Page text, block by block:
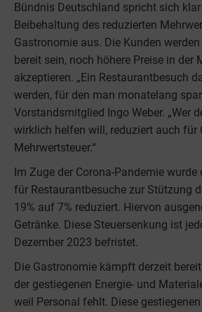
Bündnis Deutschland spricht sich
Beibehaltung des reduzierten
Gastronomie aus. Die Kunden
bereit sein, noch höhere Preise in der
akzeptieren. „Ein Restaurantbesuch
werden, für den man monatelang
Vorstandsmitglied Ingo Weber. „Wer
wirklich helfen will, reduziert auch für
Mehrwertsteuer.“
Im Zuge der Corona-Pandemie wurde
für Restaurantbesuche zur Stützung
19% auf 7% reduziert. Hiervon
Getränke. Diese Steuersenkung ist
Dezember 2023 befristet.
Die Gastronomie kämpft derzeit
der gestiegenen Energie- und
weil Personal fehlt. Diese